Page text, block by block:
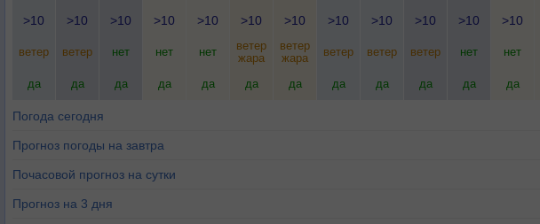
>10 >10 >10 >10 >10 >10 >10 >10 >10 >10 >10 >10
ветер ветер нет нет нет
ветер
жара
ветер
жара
ветер ветер ветер нет нет
да да да да да да да да да да да да
Погода сегодня
Прогноз погоды на завтра
Почасовой прогноз на сутки
Прогноз на 3 дня